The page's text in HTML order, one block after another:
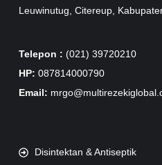
Leuwinutug, Citereup,
Telepon : (021) 39720210
HP: 087814000790
Email:
Disintektan & Antiseptik